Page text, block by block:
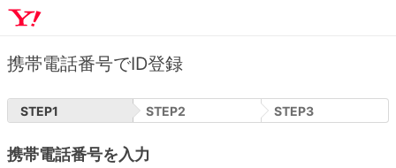
携帯電話番号でID登録
STEP1 STEP2 STEP3
携帯電話番号を入力